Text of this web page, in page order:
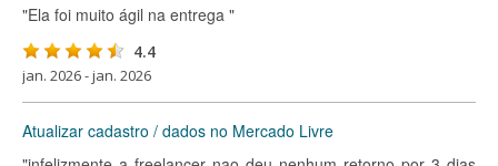
"Ela foi muito ágil na entrega "
4.4
jan. 2026 - jan. 2026
Atualizar cadastro / dados no Mercado Livre